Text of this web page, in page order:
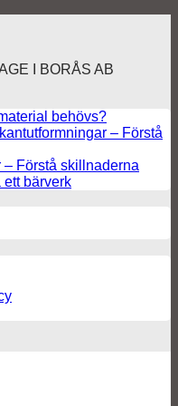
I BORÅS AB
behövs?
– Förstå
Förstå skillnaderna
ett bärverk